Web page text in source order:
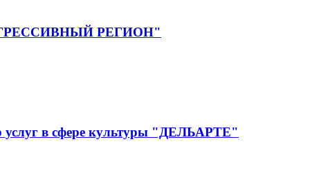
РЕГИОН"
услуг в сфере культуры "ДЕЛЬАРТЕ"